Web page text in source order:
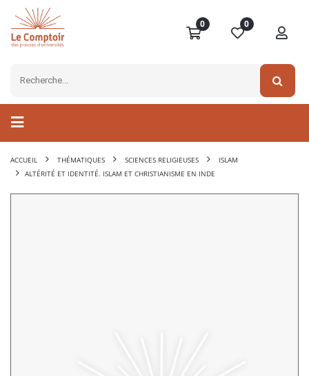
0 0
ACCUEIL THÉMATIQUES SCIENCES RELIGIEUSES
ISLAM
ALTÉRITÉ ET IDENTITÉ. ISLAM ET CHRISTIANISME EN INDE